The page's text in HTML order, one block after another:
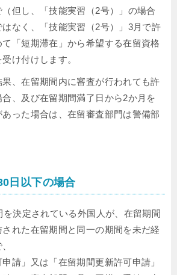
但し、「技能実習（2号）」の場合
なく、「技能実習（2号）」3月で許
「短期滞在」から希望する在留資格
け付けします。
、在留期間内に審査が行われても許
、及び在留期間満了日から2か月を
った場合は、在留審査部門は警備部
以下の場合
決定されている外国人が、在留期間
れた在留期間と同一の期間を未だ経
申請」又は「在留期間更新許可申請」